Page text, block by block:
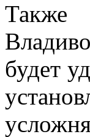
Также
будет